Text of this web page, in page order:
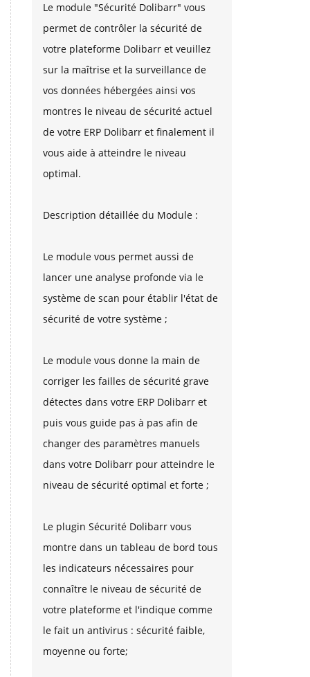
Le module "Sécurité Dolibarr" vous
permet de contrôler la sécurité de
votre plateforme Dolibarr et veuillez
sur la maîtrise et la surveillance de
vos données hébergées ainsi vos
montres le niveau de sécurité actuel
de votre ERP Dolibarr et finalement il
vous aide à atteindre le niveau
optimal.
Description détaillée du Module :
Le module vous permet aussi de
lancer une analyse profonde via le
système de scan pour établir l'état de
sécurité de votre système ;
Le module vous donne la main de
corriger les failles de sécurité grave
détectes dans votre ERP Dolibarr et
puis vous guide pas à pas afin de
changer des paramètres manuels
dans votre Dolibarr pour atteindre le
niveau de sécurité optimal et forte ;
Le plugin Sécurité Dolibarr vous
montre dans un tableau de bord tous
les indicateurs nécessaires pour
connaître le niveau de sécurité de
votre plateforme et l'indique comme
le fait un antivirus : sécurité faible,
moyenne ou forte;